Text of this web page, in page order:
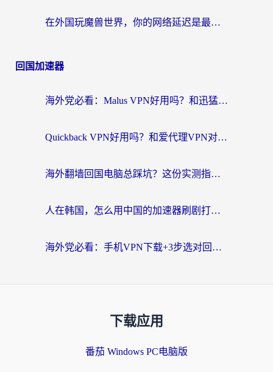
在外国玩魔兽世界，你的网络延迟是最大的敌人
回国加速器
海外党必看：Malus VPN好用吗？和迅猛兔VPN对比哪个回国效果更好？附真实体验与避坑指南
Quickback VPN好用吗？和爱代理VPN对比哪个回国效果更好？
海外翻墙回国电脑总踩坑？这份实测指南帮你选对加速器（附ChickCNinitapMalus对比）
人在韩国，怎么用中国的加速器刷剧打游戏？这份真实体验指南给你答案
海外党必看：手机VPN下载+3步选对回国加速器，无缝刷国内资源不再愁
下载应用
番茄 Windows PC电脑版